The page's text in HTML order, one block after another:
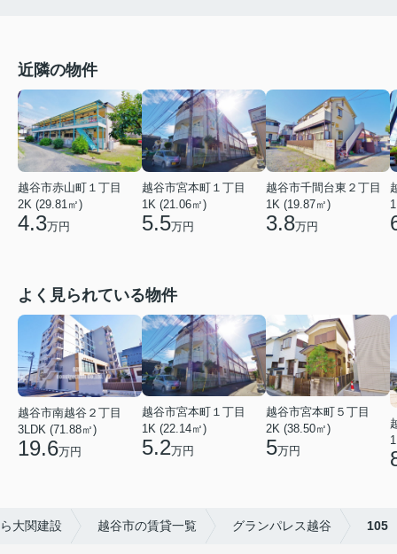
近隣の物件
越谷市赤山町１丁目
2K (29.81㎡)
4.3万円
越谷市宮本町１丁目
1K (21.06㎡)
5.5万円
越谷市千間台東２丁目
1K (19.87㎡)
3.8万円
よく見られている物件
越谷市南越谷２丁目
3LDK (71.88㎡)
19.6万円
越谷市宮本町１丁目
1K (22.14㎡)
5.2万円
越谷市宮本町５丁目
2K (38.50㎡)
5万円
大関建設 越谷市の賃貸一覧 グランパレス越谷 105